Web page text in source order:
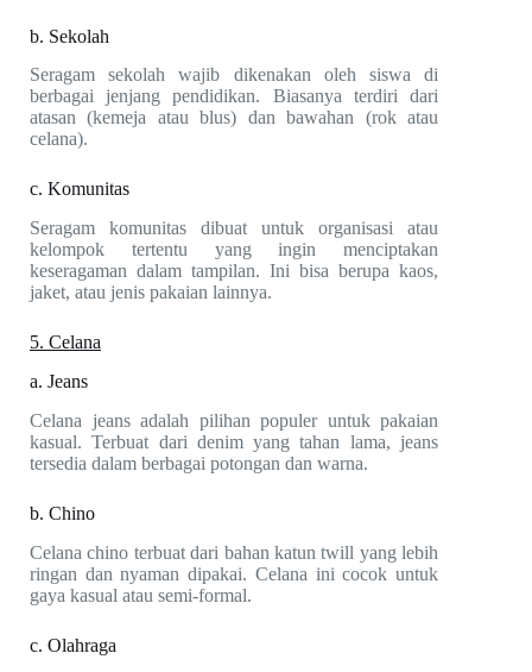
b. Sekolah
Seragam sekolah wajib dikenakan oleh siswa di
berbagai jenjang pendidikan. Biasanya terdiri dari
atasan (kemeja atau blus) dan bawahan (rok atau
celana).
c. Komunitas
Seragam komunitas dibuat untuk organisasi atau
kelompok tertentu yang ingin menciptakan
keseragaman dalam tampilan. Ini bisa berupa kaos,
jaket, atau jenis pakaian lainnya.
5. Celana
a. Jeans
Celana jeans adalah pilihan populer untuk pakaian
kasual. Terbuat dari denim yang tahan lama, jeans
tersedia dalam berbagai potongan dan warna.
b. Chino
Celana chino terbuat dari bahan katun twill yang lebih
ringan dan nyaman dipakai. Celana ini cocok untuk
gaya kasual atau semi-formal.
c. Olahraga